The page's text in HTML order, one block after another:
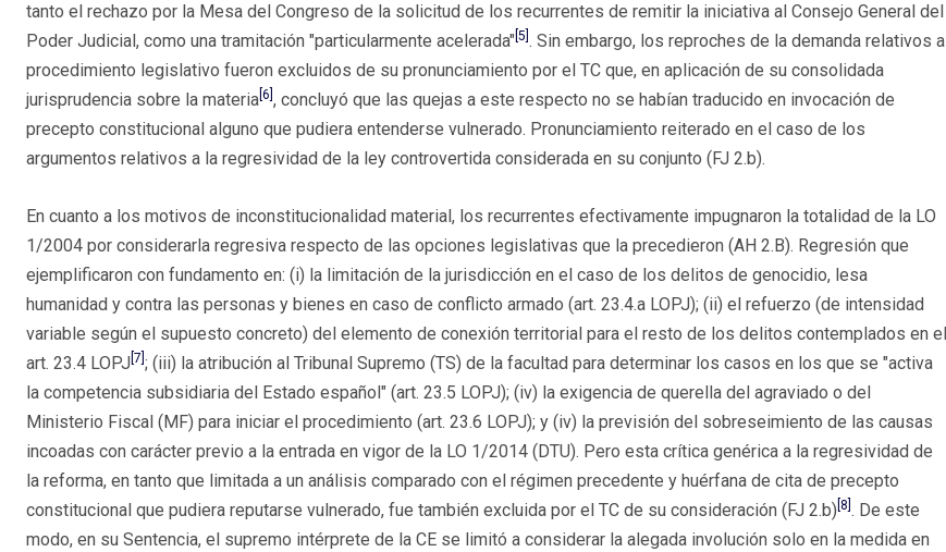
tanto el rechazo por la Mesa del Congreso de la solicitud de los recurrentes de remitir la iniciativa al Consejo General del
Poder Judicial, como una tramitación "particularmente acelerada" [5] . Sin embargo, los reproches de la demanda relativos al
procedimiento legislativo fueron excluidos de su pronunciamiento por el TC que, en aplicación de su consolidada
jurisprudencia sobre la materia [6] , concluyó que las quejas a este respecto no se habían traducido en invocación de
precepto constitucional alguno que pudiera entenderse vulnerado. Pronunciamiento reiterado en el caso de los
argumentos relativos a la regresividad de la ley controvertida considerada en su conjunto (FJ 2.b).
En cuanto a los motivos de inconstitucionalidad material, los recurrentes efectivamente impugnaron la totalidad de la LO
1/2004 por considerarla regresiva respecto de las opciones legislativas que la precedieron (AH 2.B). Regresión que
ejemplificaron con fundamento en: (i) la limitación de la jurisdicción en el caso de los delitos de genocidio, lesa
humanidad y contra las personas y bienes en caso de conflicto armado (art. 23.4.a LOPJ); (ii) el refuerzo (de intensidad
variable según el supuesto concreto) del elemento de conexión territorial para el resto de los delitos contemplados en el
art. 23.4 LOPJ [7] ; (iii) la atribución al Tribunal Supremo (TS) de la facultad para determinar los casos en los que se "activa
la competencia subsidiaria del Estado español" (art. 23.5 LOPJ); (iv) la exigencia de querella del agraviado o del
Ministerio Fiscal (MF) para iniciar el procedimiento (art. 23.6 LOPJ); y (iv) la previsión del sobreseimiento de las causas
incoadas con carácter previo a la entrada en vigor de la LO 1/2014 (DTU). Pero esta crítica genérica a la regresividad de
la reforma, en tanto que limitada a un análisis comparado con el régimen precedente y huérfana de cita de precepto
constitucional que pudiera reputarse vulnerado, fue también excluida por el TC de su consideración (FJ 2.b) [8] . De este
modo, en su Sentencia, el supremo intérprete de la CE se limitó a considerar la alegada involución solo en la medida en